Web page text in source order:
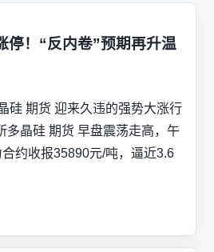
停！“反内卷”预期再升温
硅 期货 迎来久违的强势大涨行
多晶硅 期货 早盘震荡走高，午
约收报35890元/吨，逼近3.6